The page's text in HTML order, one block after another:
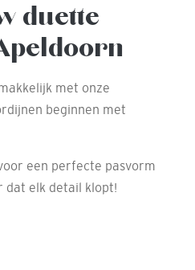
duette
met onze
beginnen met
een perfecte pasvorm
dat elk detail klopt!